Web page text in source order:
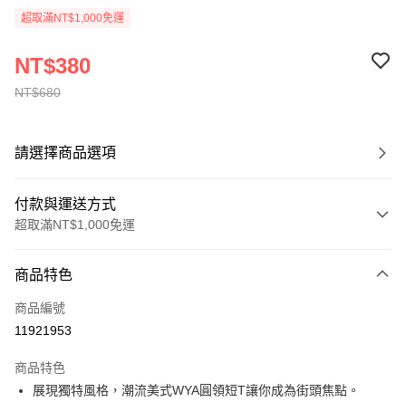
超取滿NT$1,000免運
NT$680
NT$380
請選擇商品選項
付款與運送方式
超取滿NT$1,000免運
信用卡一次付款
超商取貨付款
Apple Pay
商品特色
商品編號
11921953
商品特色
展現獨特風格，潮流美式WYA圓領短T讓你成為街頭焦點。